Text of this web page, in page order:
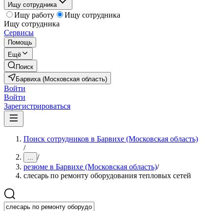
Ищу сотрудника
Ищу работу
Ищу сотрудника
Ищу сотрудника
Сервисы
Помощь
Ещё
Поиск
Барвиха (Московская область)
Войти
Войти
Зарегистрироваться
Поиск сотрудников в Барвихе (Московская область)
/
... /
резюме в Барвихе (Московская область)/
слесарь по ремонту оборудования тепловых сетей